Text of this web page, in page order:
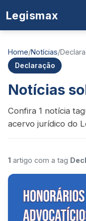
Legismax
Home/Notícias/
Declaração
Notícias
Confira 1 notícia
acervo jurídico do
1 artigo com a tag